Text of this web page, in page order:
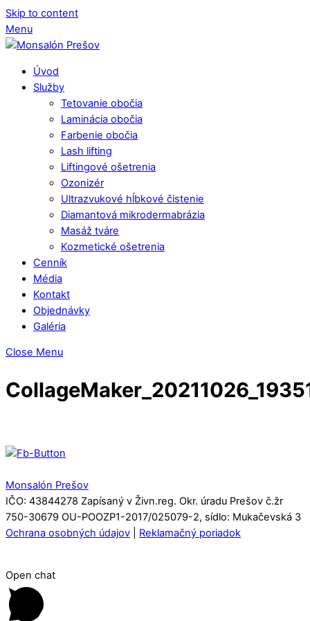
Skip to content
Menu
Úvod
Služby
Tetovanie obočia
Laminácia obočia
Farbenie obočia
Lash lifting
Liftingové ošetrenia
Ozonizér
Ultrazvukové hĺbkové čistenie
Diamantová mikrodermabrázia
Masáž tváre
Kozmetické ošetrenia
Cenník
Média
Kontakt
Objednávky
Galéria
Close Menu
Monsalón Prešov
IČO: 43844278 Zapísaný v Živn.reg. Okr. úradu Prešov č.žr
750-30679 OU-POOZP1-2017/025079-2, sídlo: Mukačevská 3
Ochrana osobných údajov
Reklamačný poriadok
Open chat